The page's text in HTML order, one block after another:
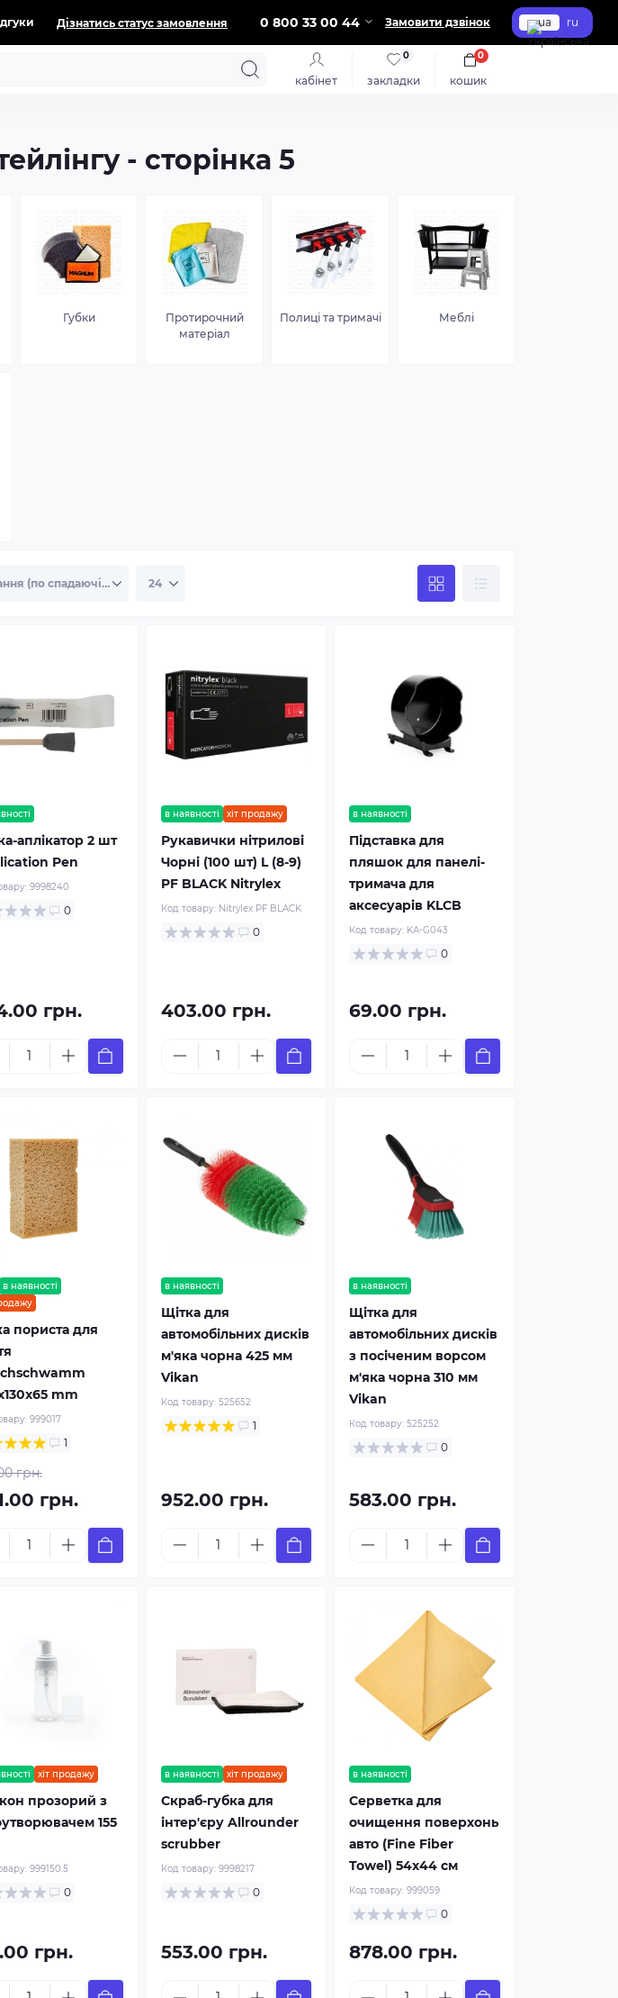
Дізнатись статус замовлення 0 800 33 00 44 Замовити дзвінок ua ru
кабінет закладки
0
кошик
0
- сторінка 5
Губки
Протирочний
матеріал
Полиці та тримачі Меблі
аплікатор 2 шт
Pen
9998240
0
грн.
в наявності хіт продажу
Рукавички нітрилові
Чорні (100 шт) L (8-9)
PF BLACK Nitrylex
Код товару: Nitrylex PF BLACK
0
403.00 грн.
в наявності
Підставка для
пляшок для панелі-
тримача для
аксесуарів KLCB
Код товару: KA-G043
0
69.00 грн.
в наявності
пориста для
mm
999017
1
грн.
грн.
в наявності
Щітка для
автомобільних дисків
м'яка чорна 425 мм
Vikan
Код товару: 525652
1
952.00 грн.
в наявності
Щітка для
автомобільних дисків
з посіченим ворсом
м'яка чорна 310 мм
Vikan
Код товару:525252
0
583.00 грн.
хіт продажу
прозорий з
155
999150.5
0
грн.
в наявності хіт продажу
Скраб-губка для
інтер'єру Allrounder
scrubber
Код товару: 9998217
0
553.00 грн.
в наявності
Серветка для
очищення поверхонь
авто (Fine Fiber
Towel) 54х44 см
Код товару:999059
0
878.00 грн.